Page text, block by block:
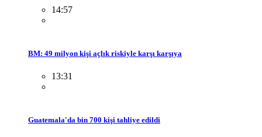
14:57
BM: 49 milyon kişi açlık riskiyle karşı karşıya
13:31
Guatemala'da bin 700 kişi tahliye edildi